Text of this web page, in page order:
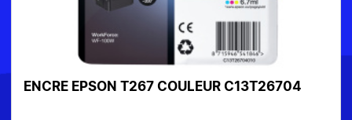
ENCRE EPSON T267 COULEUR C13T26704